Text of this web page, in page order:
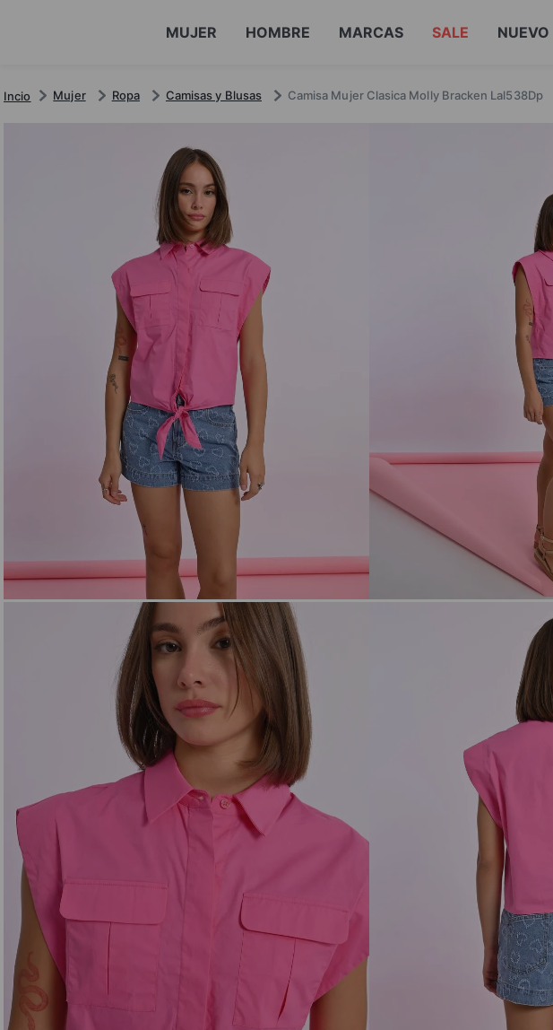
MUJER HOMBRE MARCAS SALE NUEVO
Mujer Ropa Camisas y Blusas Camisa Mujer Clasica Molly Bracken Lal538Dp